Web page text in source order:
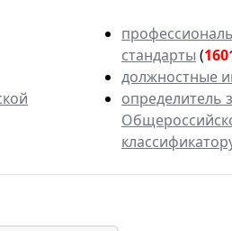
стандарты (
должностные
определитель